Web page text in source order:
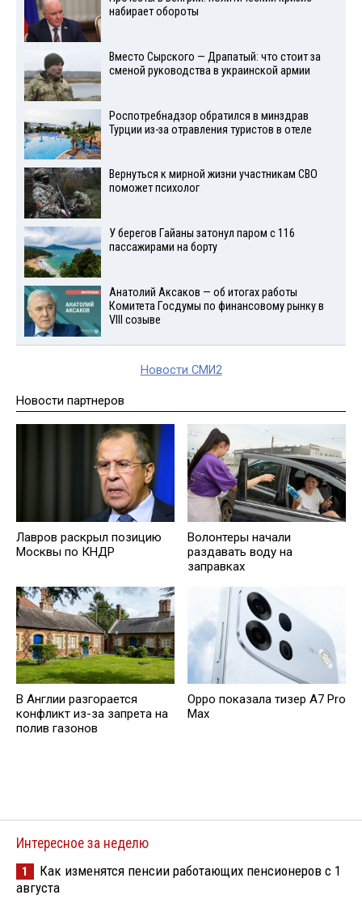
набирает обороты
Вместо Сырского — Драпатый: что стоит за
сменой руководства в украинской армии
Роспотребнадзор обратился в минздрав
Турции из-за отравления туристов в отеле
Вернуться к мирной жизни участникам СВО
поможет психолог
У берегов Гайаны затонул паром с 116
пассажирами на борту
Анатолий Аксаков — об итогах работы
Комитета Госдумы по финансовому рынку в
VIII созыве
Новости СМИ2
Новости партнеров
Лавров раскрыл позицию
Москвы по КНДР
Волонтеры начали
раздавать воду на
заправках
В Англии разгорается
конфликт из-за запрета на
полив газонов
Oppo показала тизер A7 Pro
Max
Интересное за неделю
1
Как изменятся пенсии работающих пенсионеров с 1
августа